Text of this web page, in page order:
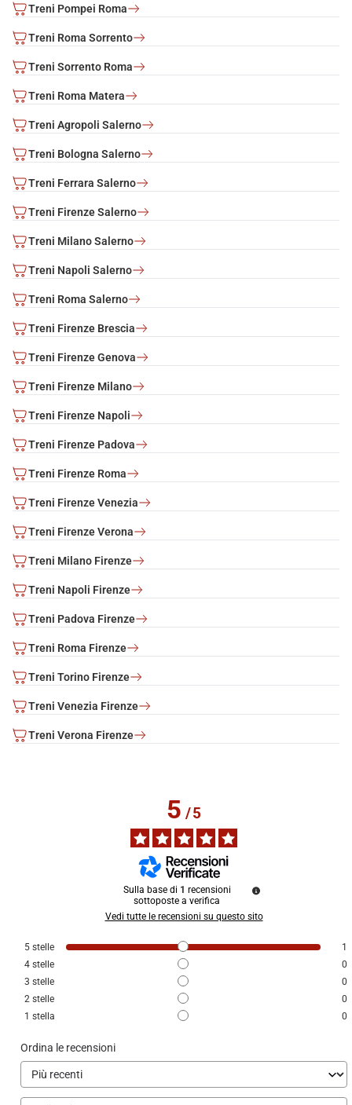
Treni Pompei Roma
Treni Roma Sorrento
Treni Sorrento Roma
Treni Roma Matera
Treni Agropoli Salerno
Treni Bologna Salerno
Treni Ferrara Salerno
Treni Firenze Salerno
Treni Milano Salerno
Treni Napoli Salerno
Treni Roma Salerno
Treni Firenze Brescia
Treni Firenze Genova
Treni Firenze Milano
Treni Firenze Napoli
Treni Firenze Padova
Treni Firenze Roma
Treni Firenze Venezia
Treni Firenze Verona
Treni Milano Firenze
Treni Napoli Firenze
Treni Padova Firenze
Treni Roma Firenze
Treni Torino Firenze
Treni Venezia Firenze
Treni Verona Firenze
5/5
Sulla base di 1 recensioni
sottoposte a verifica
Vedi tutte le recensioni su questo sito
5 stelle
1
4 stelle
0
3 stelle
0
2 stelle
0
1 stella 0
Ordina le recensioni